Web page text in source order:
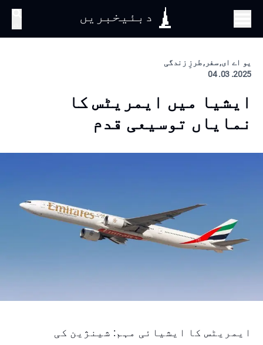
دبئیخبریں
یو اے ای, سفر, طرزِ زندگی
2025. 03. 04
ایشیا میں ایمریٹس کا
نمایاں توسیعی قدم
ایمریٹس کا ایشیائی مہم: شینژین کی